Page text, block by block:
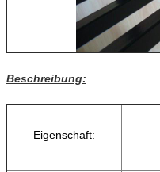
Beschreibung:
Eigenschaft: